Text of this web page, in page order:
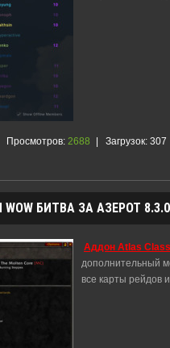
Просмотров: 2688 | Загрузок: 307
БИТВА ЗА АЗЕРОТ 8.3.0
Аддон Atlas
дополнительный
все карты рейдов